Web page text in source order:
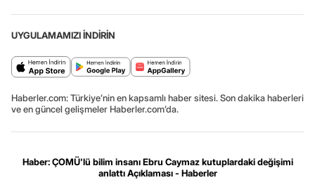
UYGULAMAMIZI İNDİRİN
Haberler.com: Türkiye’nin en kapsamlı haber sitesi. Son dakika haberleri
ve en güncel gelişmeler Haberler.com’da.
Haber: ÇOMÜ'lü bilim insanı Ebru Caymaz kutuplardaki değişimi
anlattı Açıklaması - Haberler